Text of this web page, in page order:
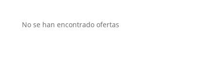
No se han encontrado ofertas